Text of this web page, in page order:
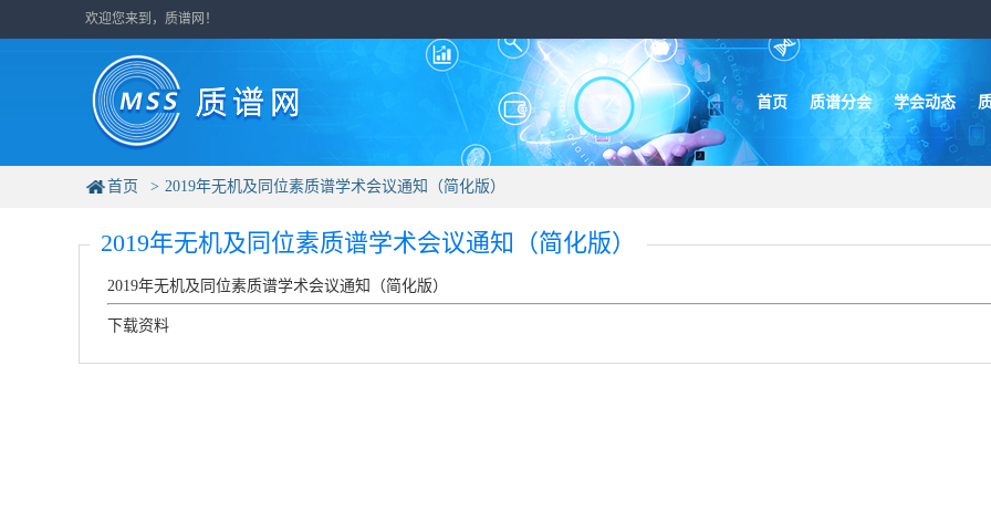
欢迎您来到，质谱网！
首页 质谱分会 学会动态
首页 2019年无机及同位素质谱学术会议通知（简化版）
2019年无机及同位素质谱学术会议通知（简化版）
2019年无机及同位素质谱学术会议通知（简化版）
下载资料